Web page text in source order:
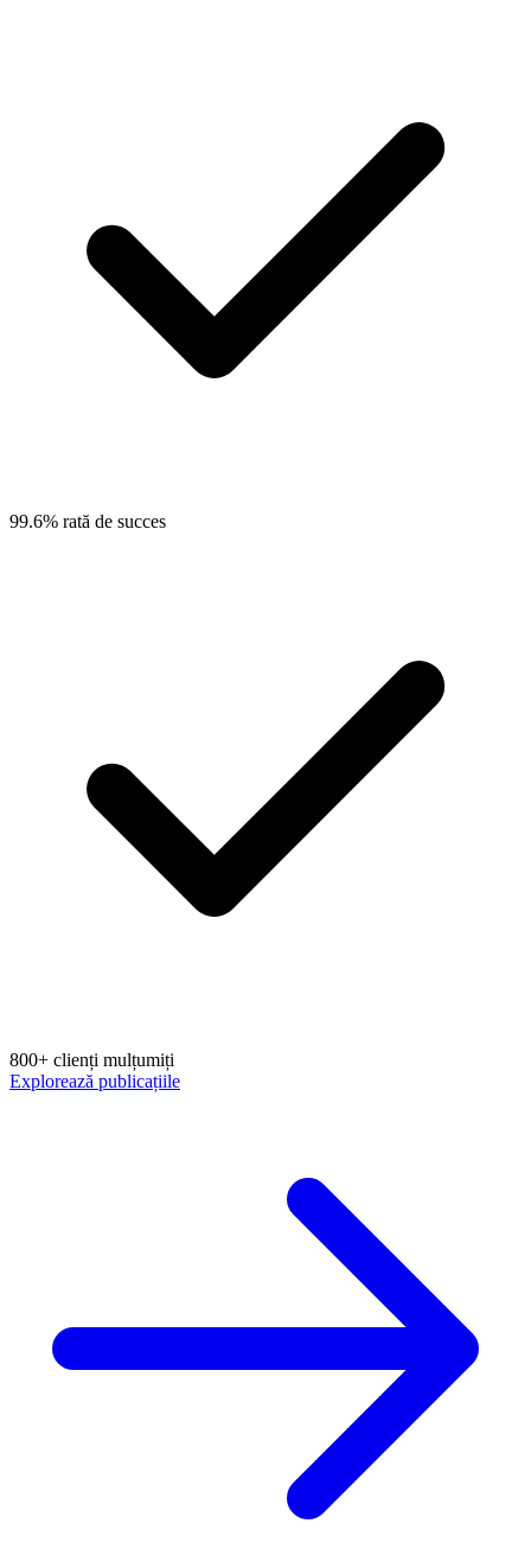
99.6% rată de succes
800+ clienți mulțumiți
Explorează publicațiile